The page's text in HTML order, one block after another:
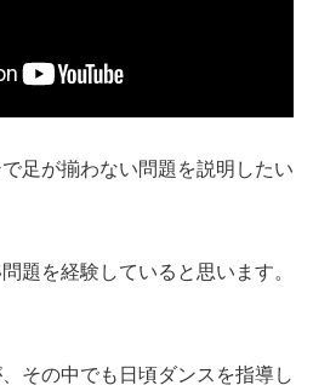
足が揃わない問題を説明したい
題を経験していると思います。
その中でも日頃ダンスを指導し